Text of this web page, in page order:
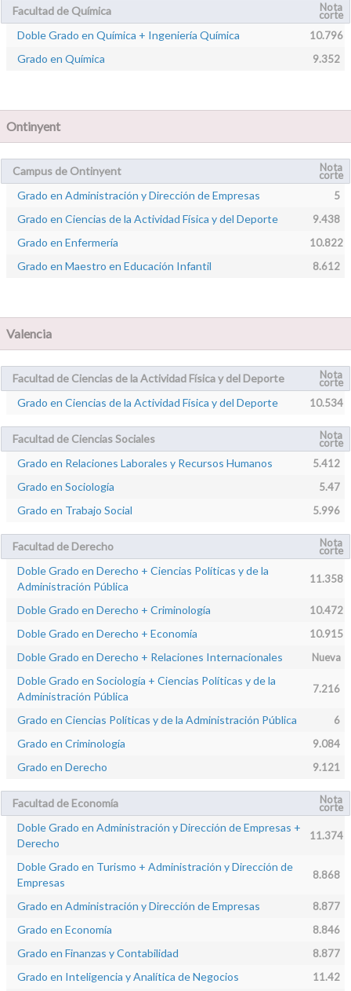
Facultad de Química Nota
corte
Doble Grado en Química + Ingeniería Química 10.796
Grado en Química 9.352
Ontinyent
Campus de Ontinyent Nota
corte
Grado en Administración y Dirección de Empresas 5
Grado en Ciencias de la Actividad Física y del Deporte 9.438
Grado en Enfermería 10.822
Grado en Maestro en Educación Infantil 8.612
Valencia
Facultad de Ciencias de la Actividad Física y del Deporte Nota
corte
Grado en Ciencias de la Actividad Física y del Deporte 10.534
Facultad de Ciencias Sociales Nota
corte
Grado en Relaciones Laborales y Recursos Humanos 5.412
Grado en Sociología 5.47
Grado en Trabajo Social 5.996
Facultad de Derecho Nota
corte
Doble Grado en Derecho + Ciencias Políticas y de la
Administración Pública
11.358
Doble Grado en Derecho + Criminología 10.472
Doble Grado en Derecho + Economía 10.915
Doble Grado en Derecho + Relaciones Internacionales Nueva
Doble Grado en Sociología + Ciencias Políticas y de la
Administración Pública
7.216
Grado en Ciencias Políticas y de la Administración Pública 6
Grado en Criminología 9.084
Grado en Derecho 9.121
Facultad de Economía Nota
corte
Doble Grado en Administración y Dirección de Empresas +
Derecho
11.374
Doble Grado en Turismo + Administración y Dirección de
Empresas
8.868
Grado en Administración y Dirección de Empresas 8.877
Grado en Economía 8.846
Grado en Finanzas y Contabilidad 8.877
Grado en Inteligencia y Analítica de Negocios 11.42